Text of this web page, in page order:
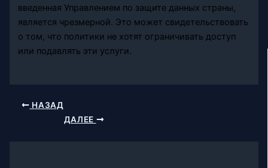
введенная Управлением по защите данных страны,
является чрезмерной. Это может свидетельствовать
о том, что политики не хотят ограничивать доступ
или подавлять эти услуги.
НАЗАД
ДАЛЕЕ